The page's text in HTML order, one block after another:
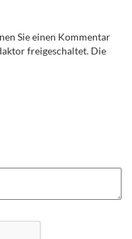
Sie einen Kommentar
freigeschaltet. Die